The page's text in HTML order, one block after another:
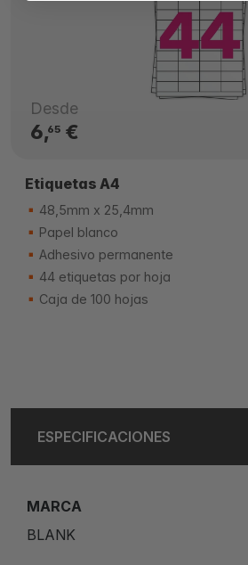
Desde
6,65€
Etiquetas A4
48,5mm x 25,4mm
Papel blanco
Adhesivo permanente
44 etiquetas por hoja
Caja de 100 hojas
ESPECIFICACIONES
MARCA
BLANK